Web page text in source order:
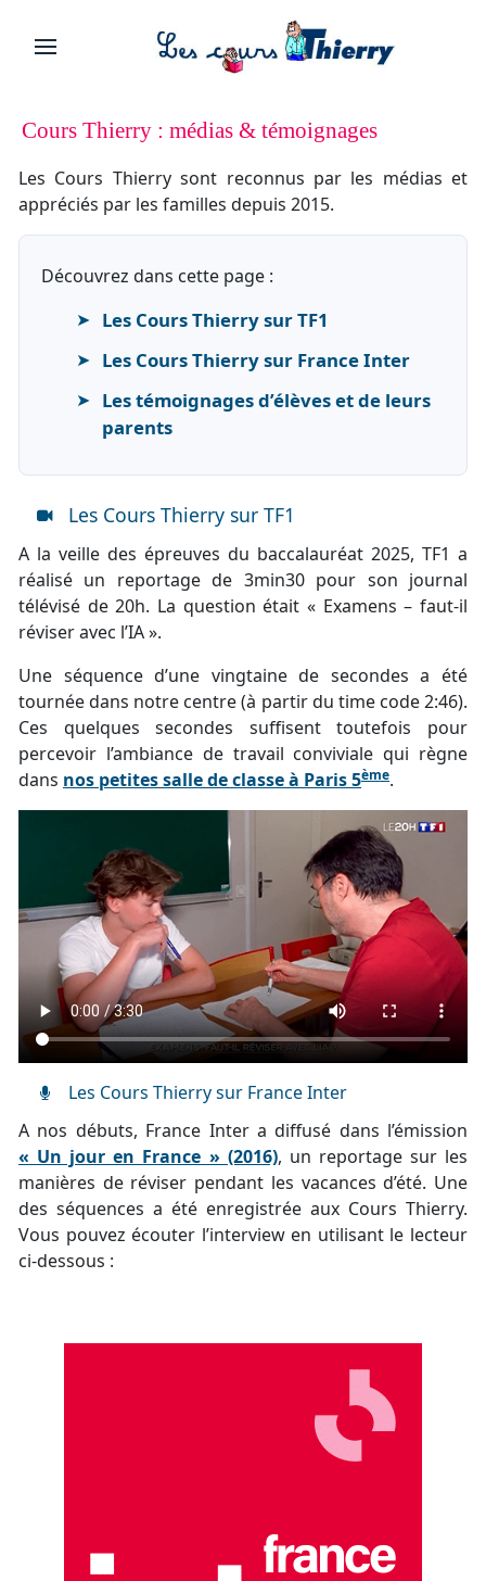
Cours Thierry : médias & témoignages
Les Cours Thierry sont reconnus par les médias et
appréciés par les familles depuis 2015.
Découvrez dans cette page :
Les Cours Thierry sur TF1
Les Cours Thierry sur France Inter
Les témoignages d’élèves et de leurs
parents
Les Cours Thierry sur TF1
A la veille des épreuves du baccalauréat 2025, TF1 a
réalisé un reportage de 3min30 pour son journal
télévisé de 20h. La question était « Examens – faut-il
réviser avec l’IA ».
Une séquence d’une vingtaine de secondes a été
tournée dans notre centre (à partir du time code 2:46).
Ces quelques secondes suffisent toutefois pour
percevoir l’ambiance de travail conviviale qui règne
dans nos petites salle de classe à Paris 5ème.
Les Cours Thierry sur France Inter
A nos débuts, France Inter a diffusé dans l’émission
« Un jour en France » (2016), un reportage sur les
manières de réviser pendant les vacances d’été. Une
des séquences a été enregistrée aux Cours Thierry.
Vous pouvez écouter l’interview en utilisant le lecteur
ci-dessous :